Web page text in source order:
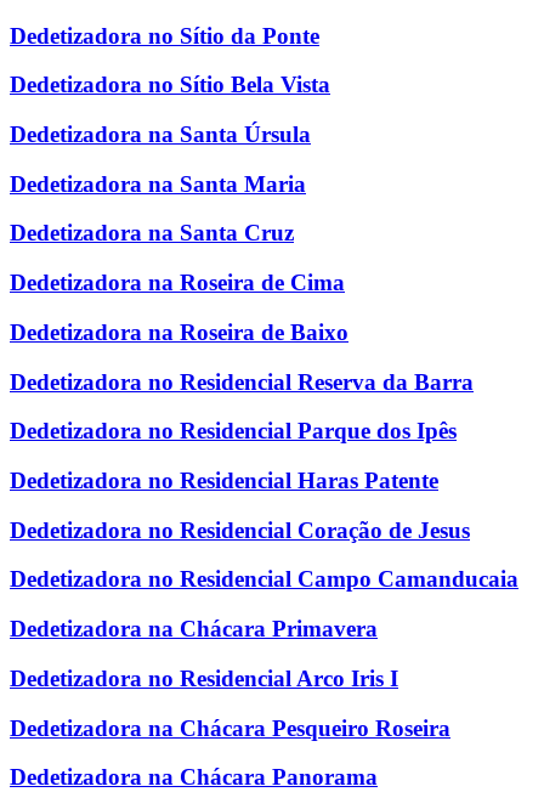
Dedetizadora no Sítio da Ponte
Dedetizadora no Sítio Bela Vista
Dedetizadora na Santa Úrsula
Dedetizadora na Santa Maria
Dedetizadora na Santa Cruz
Dedetizadora na Roseira de Cima
Dedetizadora na Roseira de Baixo
Dedetizadora no Residencial Reserva da Barra
Dedetizadora no Residencial Parque dos Ipês
Dedetizadora no Residencial Haras Patente
Dedetizadora no Residencial Coração de Jesus
Dedetizadora no Residencial Campo Camanducaia
Dedetizadora na Chácara Primavera
Dedetizadora no Residencial Arco Iris I
Dedetizadora na Chácara Pesqueiro Roseira
Dedetizadora na Chácara Panorama